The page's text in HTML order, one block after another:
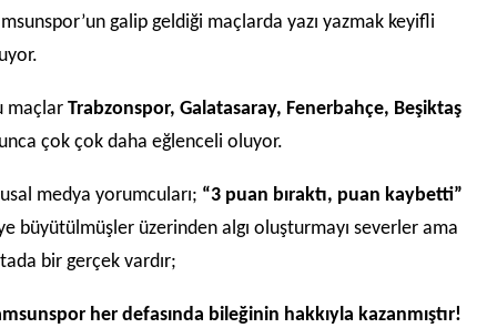
galip geldiği maçlarda yazı yazmak keyifli
maçlar Trabzonspor, Galatasaray, Fenerbahçe, Beşiktaş
çok çok daha eğlenceli oluyor.
medya yorumcuları; “3 puan bıraktı, puan kaybetti”
büyütülmüşler üzerinden algı oluşturmayı severler ama
bir gerçek vardır;
her defasında bileğinin hakkıyla kazanmıştır!